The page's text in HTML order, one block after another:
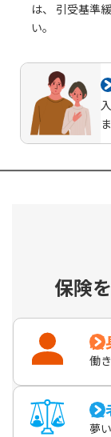
各種サービ
かんぽプラ
ご契約のし
保険用語集
ご契約手続
保険用語集
お問い合わ
かんぽアプ
ラジオ体
ラジオ体
かんぽブラ
かんぽ生命
お客さま
かんぽジャ
※1 入院保険
院1日目
る入院・
ぞれ20回
500万円 【
※2 1回の入院
＜無配当総
500万円 【
※3 入院保険
お支払い
※4 厚生労働省
は、 引受基準
い。
保険
終
働
養
夢